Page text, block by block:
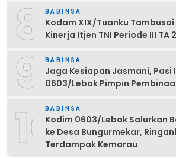
8 BABINSA
Kodam XIX/Tuanku
Kinerja Itjen TNI Periode III TA
9 BABINSA
Jaga Kesiapan Jasmani, Pasi
0603/Lebak Pimpin
10BABINSA
Kodim 0603/Lebak Salurkan
ke Desa Bungurmekar,
Terdampak Kemarau